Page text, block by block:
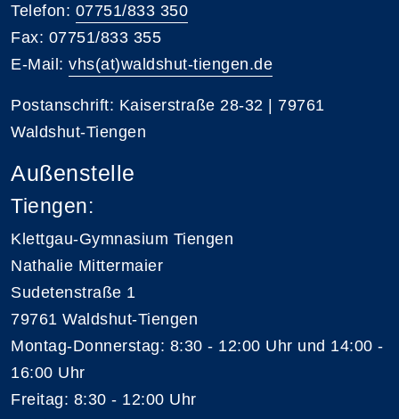
Telefon: 07751/833 350
Fax: 07751/833 355
E-Mail: vhs(at)waldshut-tiengen.de
Postanschrift: Kaiserstraße 28-32 | 79761
Waldshut-Tiengen
Außenstelle
Tiengen:
Klettgau-Gymnasium Tiengen
Nathalie Mittermaier
Sudetenstraße 1
79761 Waldshut-Tiengen
Montag-Donnerstag: 8:30 - 12:00 Uhr und 14:00 -
16:00 Uhr
Freitag: 8:30 - 12:00 Uhr